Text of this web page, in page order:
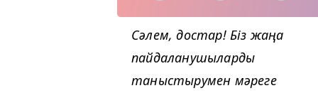
Сәлем, достар! Біз жаңа
пайдаланушыларды
таныстырумен мәреге